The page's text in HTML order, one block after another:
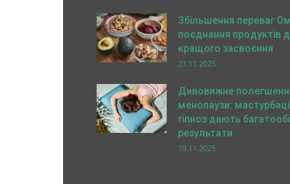
Збільшення переваг
поєднання продуктів
кращого засвоєння
21.11.2025
Дивовижне
менопаузи:
гіпноз дають
результати
19.11.2025